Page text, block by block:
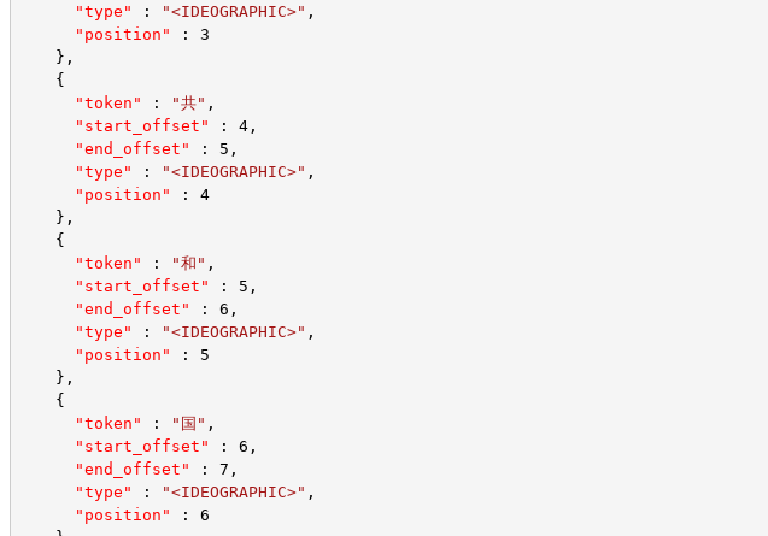
"type"
: "<IDEOGRAPHIC>" ,
"position"
: 3
    },
    {
"token"
: "共" ,
"start_offset"
: 4,
"end_offset"
: 5,
"type"
: "<IDEOGRAPHIC>" ,
"position"
: 4
    },
    {
"token"
: "和" ,
"start_offset"
: 5,
"end_offset"
: 6,
"type"
: "<IDEOGRAPHIC>" ,
"position"
: 5
    },
    {
"token"
: "国" ,
"start_offset"
: 6,
"end_offset"
: 7,
"type"
: "<IDEOGRAPHIC>" ,
"position"
: 6